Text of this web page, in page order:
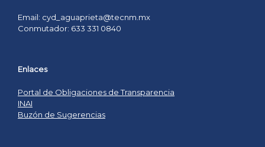
Email: cyd_aguaprieta@tecnm.mx
Conmutador: 633 331 0840
Enlaces
Portal de Obligaciones de Transparencia
INAI
Buzón de Sugerencias